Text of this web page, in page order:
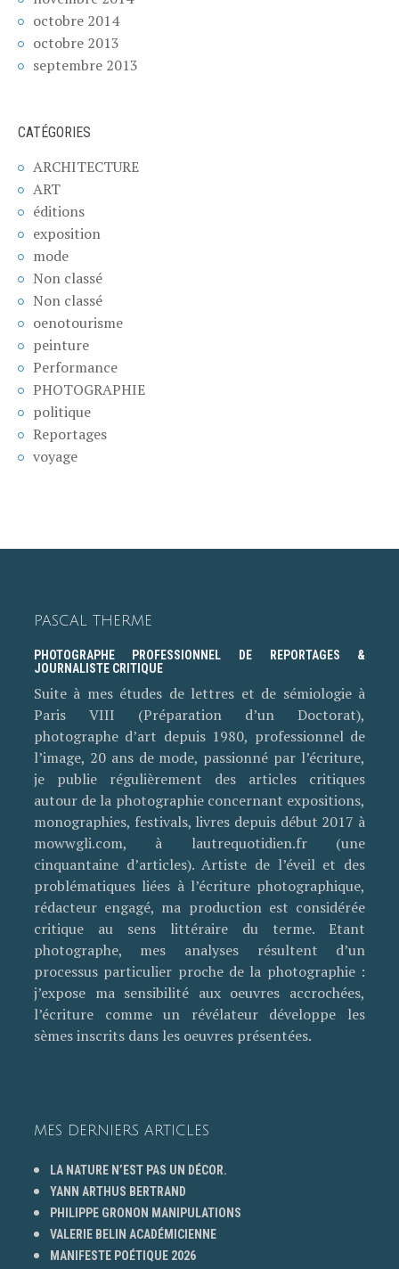
octobre 2014
octobre 2013
septembre 2013
CATÉGORIES
ARCHITECTURE
ART
éditions
exposition
mode
Non classé
Non classé
oenotourisme
peinture
Performance
PHOTOGRAPHIE
politique
Reportages
voyage
PASCAL THERME
PHOTOGRAPHE PROFESSIONNEL DE REPORTAGES &
JOURNALISTE CRITIQUE
Suite à mes études de lettres et de sémiologie à
Paris VIII (Préparation d’un Doctorat),
photographe d’art depuis 1980, professionnel de
l’image, 20 ans de mode, passionné par l’écriture,
je publie régulièrement des articles critiques
autour de la photographie concernant expositions,
monographies, festivals, livres depuis début 2017 à
mowwgli.com, à lautrequotidien.fr (une
cinquantaine d’articles). Artiste de l’éveil et des
problématiques liées à l’écriture photographique,
rédacteur engagé, ma production est considérée
critique au sens littéraire du terme. Etant
photographe, mes analyses résultent d’un
processus particulier proche de la photographie :
j’expose ma sensibilité aux oeuvres accrochées,
l’écriture comme un révélateur développe les
sèmes inscrits dans les oeuvres présentées.
MES DERNIERS ARTICLES
LA NATURE N’EST PAS UN DÉCOR.
YANN ARTHUS BERTRAND
PHILIPPE GRONON MANIPULATIONS
VALERIE BELIN ACADÉMICIENNE
MANIFESTE POÉTIQUE 2026